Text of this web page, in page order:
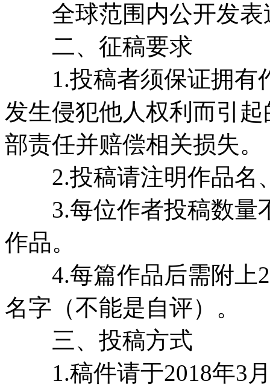
全球范围内公开发表
二、征稿要求
1.投稿者须保证拥有
发生侵犯他人权利而引
部责任并赔偿相关损失。
2.投稿请注明作品名
3.每位作者投稿数量
作品。
4.每篇作品后需附上
名字（不能是自评）。
三、投稿方式
1.稿件请于2018年3月